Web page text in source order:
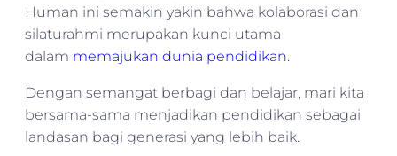
Human ini semakin yakin bahwa kolaborasi dan
silaturahmi merupakan kunci utama
dalam memajukan dunia pendidikan.
Dengan semangat berbagi dan belajar, mari kita
bersama-sama menjadikan pendidikan sebagai
landasan bagi generasi yang lebih baik.